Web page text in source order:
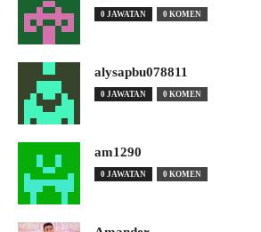
0 JAWATAN 0 KOMEN
alysapbu078811
0 JAWATAN 0 KOMEN
am1290
0 JAWATAN 0 KOMEN